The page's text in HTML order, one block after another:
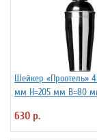
Шейкер «Проотель»
мм H=205 мм B=80
630 р.